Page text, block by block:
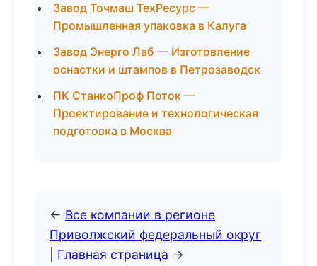
Завод Точмаш ТехРесурс —
Промышленная упаковка в Калуга
Завод Энерго Лаб — Изготовление
оснастки и штампов в Петрозаводск
ПК СтанкоПроф Поток —
Проектирование и технологическая
подготовка в Москва
← Все компании в регионе
Приволжский федеральный округ
Главная страница →